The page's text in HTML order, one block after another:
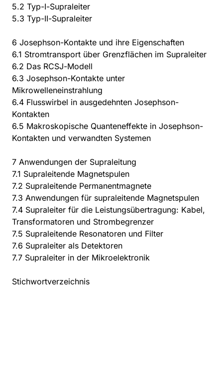
5.2 Typ-I-Supraleiter
5.3 Typ-II-Supraleiter
6 Josephson-Kontakte und ihre Eigenschaften
6.1 Stromtransport über Grenzflächen im Supraleiter
6.2 Das RCSJ-Modell
6.3 Josephson-Kontakte unter
Mikrowelleneinstrahlung
6.4 Flusswirbel in ausgedehnten Josephson-
Kontakten
6.5 Makroskopische Quanteneffekte in Josephson-
Kontakten und verwandten Systemen
7 Anwendungen der Supraleitung
7.1 Supraleitende Magnetspulen
7.2 Supraleitende Permanentmagnete
7.3 Anwendungen für supraleitende Magnetspulen
7.4 Supraleiter für die Leistungsübertragung: Kabel,
Transformatoren und Strombegrenzer
7.5 Supraleitende Resonatoren und Filter
7.6 Supraleiter als Detektoren
7.7 Supraleiter in der Mikroelektronik
Stichwortverzeichnis